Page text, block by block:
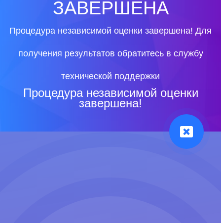
ЗАВЕРШЕНА
Процедура независимой оценки завершена! Для
получения результатов обратитесь в службу
технической поддержки
Процедура независимой оценки
завершена!